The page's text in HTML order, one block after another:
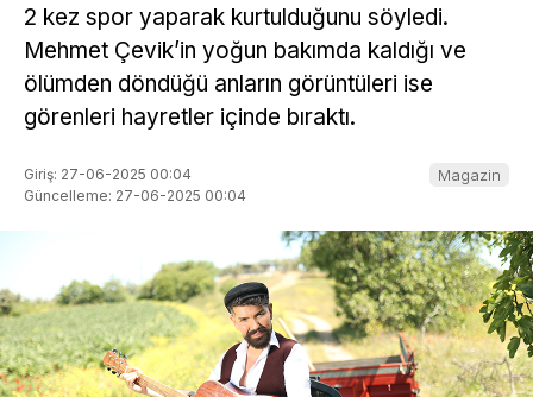
2 kez spor yaparak kurtulduğunu söyledi.
Mehmet Çevik’in yoğun bakımda kaldığı ve
ölümden döndüğü anların görüntüleri ise
görenleri hayretler içinde bıraktı.
Giriş: 27-06-2025 00:04
Güncelleme: 27-06-2025 00:04
Magazin